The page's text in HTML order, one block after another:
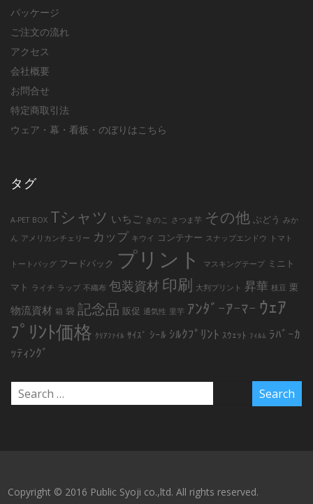
パッケージ
ご注文の流れ
アクセス
会社概要
お問合せ
特定商取引法
ウェア・幕・看板・のぼりはこちら
タグ
A-PET BOX Tシャツ いちご きのこ さつま芋 その他 ぶどう みか
ん アメリカンチェリー カップ キウイ コンテナー スナップエンドウ トマト
トートバッグ フードパック プリント マスキングテープ ミニト
マト ライチ ラップ 不織布 包装資材 印刷 大判プリント 昇華 枝豆 栗
物流資材 箱 袋 記念品 販促 通気性 里芋 ｱﾝﾀﾞｰｱｰﾏｰ ｳｪｱ
ﾌﾟﾘﾝﾄ価格 ｸﾘｱﾌｧｲﾙ ｻｲｽﾞ ｼｰﾙ ｼﾙｸﾌﾟﾘﾝﾄ ｽｳｪｯﾄ ﾌｨﾙﾑ ﾗﾊﾞｰｶ
ｯﾃｨﾝｸﾞ
Copyright © 2016 Public Syoji co.,ltd. All rights reserved.